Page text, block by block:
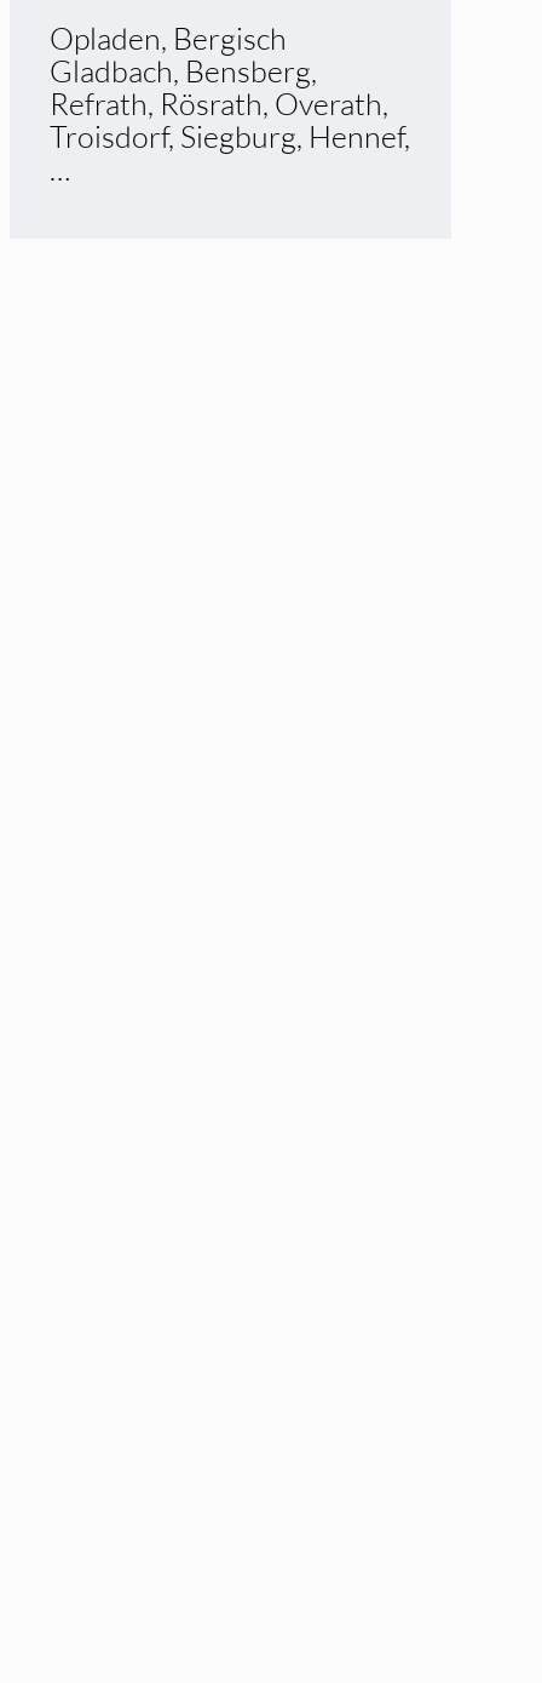
Opladen, Bergisch
Gladbach, Bensberg,
Refrath, Rösrath, Overath,
Troisdorf, Siegburg, Hennef,
…